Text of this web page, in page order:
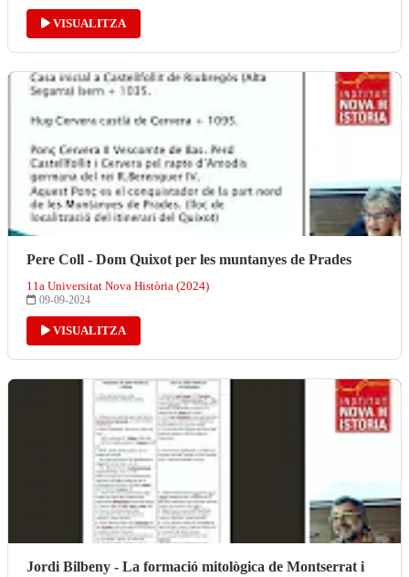
VISUALITZA
Pere Coll - Dom Quixot per les muntanyes de Prades
11a Universitat Nova Història (2024)
09-09-2024
VISUALITZA
Jordi Bilbeny - La formació mitològica de Montserrat i